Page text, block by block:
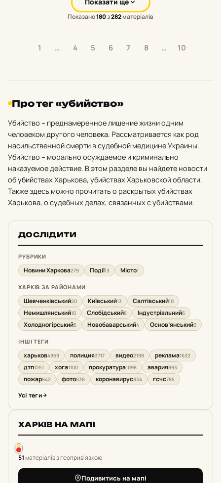
Показано180з282матеріалів
1 … 4 5 6 7 8 … 10
Про тег «убийство»
Убийство – преднамеренное лишение жизни одним
человеком другого человека. Рассматривается как род
насильственной смерти в судебной медицине Украины.
Убийство – морально осуждаемое и криминально
наказуемое действие. В этом разделе вы найдете новости
об убийствах Харькова, убийствах Харьковской области.
Также здесь можно прочитать о раскрытых убийствах
Харькова, о судебных делах, связанных с убийствами.
ДОСЛІДИТИ
РУБРИКИ
Новини Харкова279 Події13 Місто1
ХАРКІВ ЗА РАЙОНАМИ
Шевченківський20 Київський13 Салтівський10
Немишлянський10 Слобідський8 Індустріальний6
Холодногірський5 Новобаварський4 Основ’янський0
ІНШІ ТЕГИ
харьков4969 полиция3717 видео2198 реклама1632
дтп1251 хога1100 прокуратура1098 авария893
пожар842 фото838 коронавирус834 гсчс785
Усі теги
ХАРКІВ НА МАПІ
51матеріалів з геоприв'язкою
Подивитись на мапі